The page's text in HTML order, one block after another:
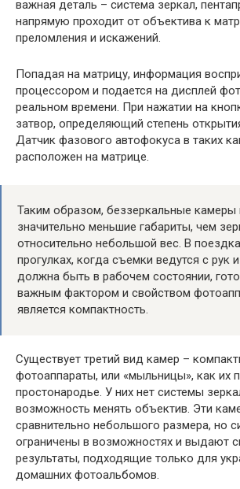
важная деталь – система зеркал,
напрямую проходит от объектива к
преломления и искажений.
Попадая на матрицу, информация
процессором и подается на дисплей
реальном времени. При нажатии на
затвор, определяющий степень
Датчик фазового автофокуса в таких
расположен на матрице.
Таким образом, беззеркальные
значительно меньшие габариты, чем
относительно небольшой вес. В
прогулках, когда съемки ведутся с рук
должна быть в рабочем состоянии,
важным фактором и свойством
является компактность.
Существует третий вид камер –
фотоаппараты, или «мыльницы», как их
простонародье. У них нет системы
возможность менять объектив. Эти
сравнительно небольшого размера, но
ограничены в возможностях и выдают
результаты, подходящие только для
домашних фотоальбомов.